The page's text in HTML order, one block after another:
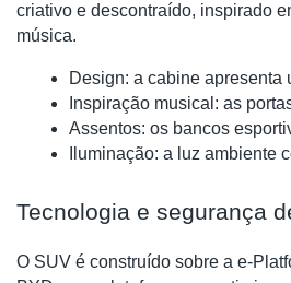
criativo e descontraído, inspirado
música.
Design: a cabine apresenta
Inspiração musical: as
Assentos: os bancos
Iluminação: a luz
Tecnologia e segurança
O SUV é construído sobre a e-